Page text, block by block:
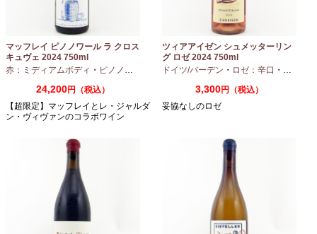
マッフレイ ピノノワール ラ クロス
キュヴェ 2024 750ml
赤：ミディアムボディ ・ ピノノワール
24,200円（税込）
【超限定】マッフレイとレ・ジャルダ
ン・ヴィヴァンのコラボワイン
ツィアアイゼン シュメッターリン
グ ロゼ 2024 750ml
ドイツ/バーデン ・ ロゼ：辛口 ・ ピノノ
3,300円（税込）
妥協なしのロゼ